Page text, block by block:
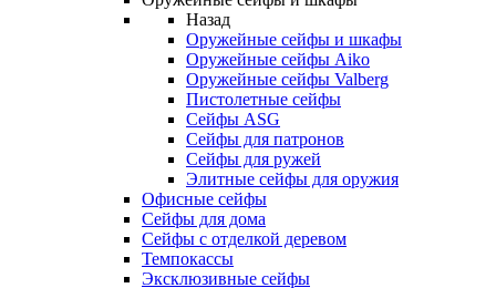
Назад
Оружейные сейфы и шкафы
Оружейные сейфы Aiko
Оружейные сейфы Valberg
Пистолетные сейфы
Сейфы ASG
Сейфы для патронов
Сейфы для ружей
Элитные сейфы для оружия
Офисные сейфы
Сейфы для дома
Сейфы с отделкой деревом
Темпокассы
Эксклюзивные сейфы